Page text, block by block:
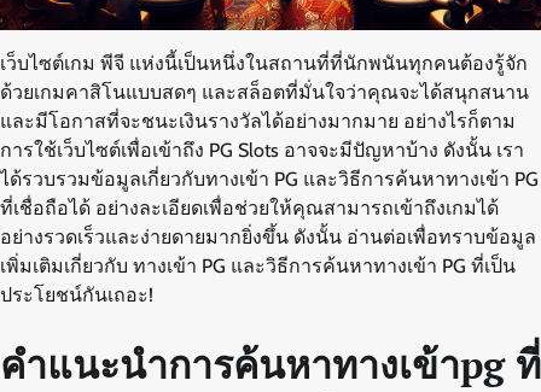
เว็บไซต์เกม พีจี แห่งนี้เป็นหนึ่งในสถานที่ที่นักพนันทุกคนต้องรู้จัก
ด้วยเกมคาสิโนแบบสดๆ และสล็อตที่มั่นใจว่าคุณจะได้สนุกสนาน
และมีโอกาสที่จะชนะเงินรางวัลได้อย่างมากมาย อย่างไรก็ตาม
การใช้เว็บไซต์เพื่อเข้าถึง PG Slots อาจจะมีปัญหาบ้าง ดังนั้น เรา
ได้รวบรวมข้อมูลเกี่ยวกับทางเข้า PG และวิธีการค้นหาทางเข้า PG
ที่เชื่อถือได้ อย่างละเอียดเพื่อช่วยให้คุณสามารถเข้าถึงเกมได้
อย่างรวดเร็วและง่ายดายมากยิ่งขึ้น ดังนั้น อ่านต่อเพื่อทราบข้อมูล
เพิ่มเติมเกี่ยวกับ ทางเข้า PG และวิธีการค้นหาทางเข้า PG ที่เป็น
ประโยชน์กันเถอะ!
คำแนะนำการค้นหาทางเข้าpg ที่